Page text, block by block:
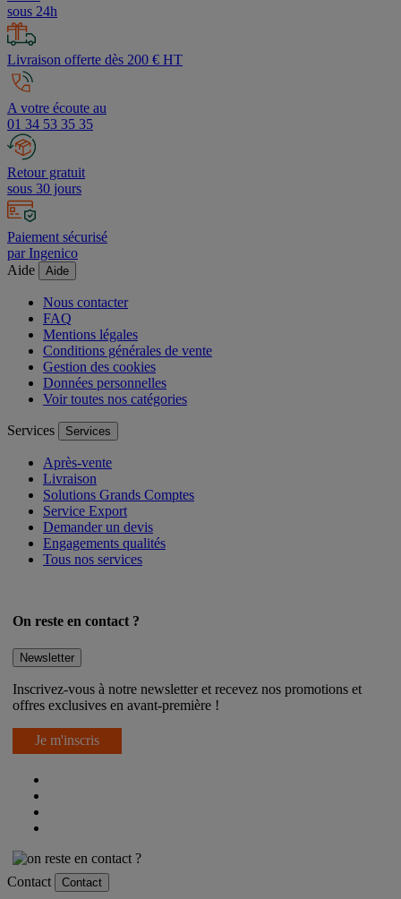
sous 24h
Livraison offerte dès 200 € HT
A votre écoute au
01 34 53 35 35
Retour gratuit
sous 30 jours
Paiement sécurisé
par Ingenico
Aide
Aide
Nous contacter
FAQ
Mentions légales
Conditions générales de vente
Gestion des cookies
Données personnelles
Voir toutes nos catégories
Services Services
Après-vente
Livraison
Solutions Grands Comptes
Service Export
Demander un devis
Engagements qualités
Tous nos services
On reste en contact ?
Newsletter
Inscrivez-vous à notre newsletter et recevez nos promotions et
offres exclusives en avant-première !
Je m'inscris
Contact Contact